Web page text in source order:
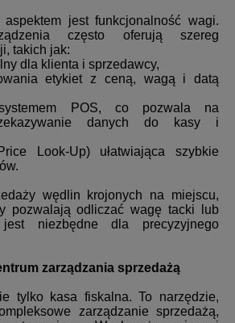
aspektem jest funkcjonalność wagi.
często oferują szereg
takich jak:
dla klienta i sprzedawcy,
etykiet z ceną, wagą i datą
POS, co pozwala na
danych do kasy i
Look-Up) ułatwiająca szybkie
wędlin krojonych na miejscu,
pozwalają odliczać wagę tacki lub
niezbędne dla precyzyjnego
zarządzania sprzedażą
tylko kasa fiskalna. To narzędzie,
zarządzanie sprzedażą,